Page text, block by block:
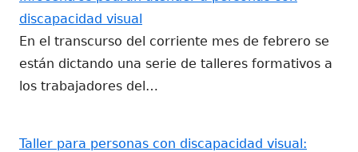
discapacidad visual
En el transcurso del corriente mes de febrero se
están dictando una serie de talleres formativos a
los trabajadores del…
Taller para personas con discapacidad visual: